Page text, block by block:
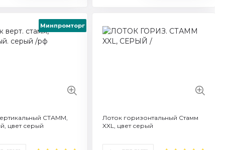
32251
A4
Минпромторг
СТАММ,
цвет серый
Лоток горизонтальный Стамм
XXL, цвет серый
ЛТГ-30571
марка: Стамм